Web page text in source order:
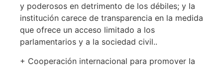
y poderosos en detrimento de los débiles; y la
institución carece de transparencia en la medida
que ofrece un acceso limitado a los
parlamentarios y a la sociedad civil..
+ Cooperación internacional para promover la